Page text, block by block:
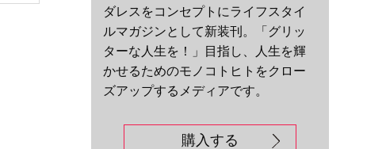
ダレスをコンセプトにライフスタイ
ルマガジンとして新装刊。「グリッ
ターな人生を！」目指し、人生を輝
かせるためのモノコトヒトをクロー
ズアップするメディアです。
購入する